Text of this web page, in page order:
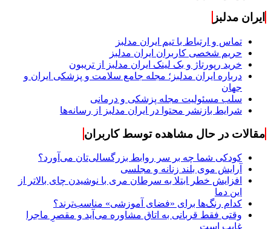
ایران مدلبز
تماس و ارتباط با تیم ایران مدلبز
حریم شخصی کاربران ایران مدلبز
خرید رپورتاژ و بک لینک ایران مدلبز از تریبون
درباره ایران مدلبز؛ مجله جامع سلامت و پزشکی ایران و
جهان
سلب مسئولیت مجله پزشکی و درمانی
شرایط بازنشر محتوا در ایران مدلبز از رسانه‌ها
مقالات در حال مشاهده توسط کاربران
کودکی شما چه بر سر روابط بزرگسالی‌تان می‌آورد؟
آرایش موی بلند زنانه و مجلسی
افزایش خطر ابتلا به سرطان مری با نوشیدن چای بالاتر از
این دما
کدام رنگ‌ها برای «فضای آموزشی» مناسب‌ترند؟
وقتی فقط قربانی به اتاق مشاوره می‌آید و مقصرِ ماجرا
غایب است